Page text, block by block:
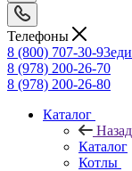
Телефоны
8 (800) 707-30-93
8 (978) 200-26-70
8 (978) 200-26-80
Каталог
Назад
Каталог
Котлы